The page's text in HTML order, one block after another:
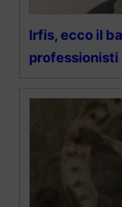
Irfis, ecco il
professionisti